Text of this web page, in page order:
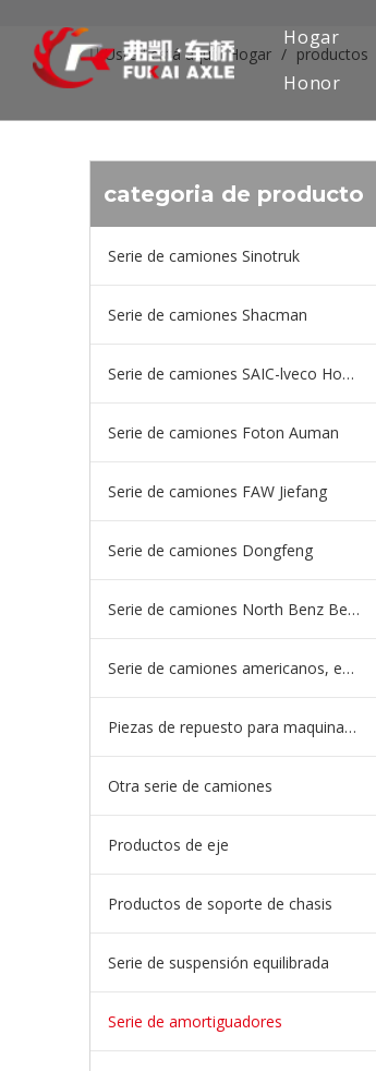
Hogar
Honor
Usted está aquí: Hogar / productos
categoria de producto
Serie de camiones Sinotruk
Serie de camiones Shacman
Serie de camiones SAIC-lveco Hongyan
Serie de camiones Foton Auman
Serie de camiones FAW Jiefang
Serie de camiones Dongfeng
Serie de camiones North Benz Beiben
Serie de camiones americanos, europeos y japoneses
Piezas de repuesto para maquinaria de ingeniería de camiones mineros
Otra serie de camiones
Productos de eje
Productos de soporte de chasis
Serie de suspensión equilibrada
Serie de amortiguadores